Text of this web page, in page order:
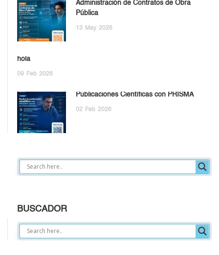
Administración de Contratos de Obra
Pública
13 May 2026
hola
09 Feb 2026
Publicaciones Científicas con PRISMA
02 Feb 2026
BUSCADOR